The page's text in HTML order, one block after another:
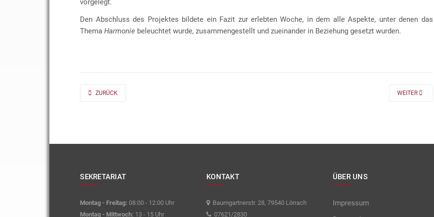
Den Abschluss des Projektes bildete ein Fazit zur erlebten Woche, in dem alle Aspekte, unter denen das
ThemaHarmonie beleuchtet wurde, zusammengestellt und zueinander in Beziehung gesetzt wurden.
PREVIOUS ARTICLE: AD FONTES 2019/20 „MASS“ FÜR DIE KLASSEN 7 UND 8
ZURÜCK NEXT
WEITER
SEKRETARIAT
Montag - Freitag: 08:00 - 12:00 Uhr
Montag - Mittwoch: 13 - 15 Uhr
KONTAKT
Baumgartnerstr. 28, 79540 Lörrach
07621/2830
ÜBER UNS
Impressum